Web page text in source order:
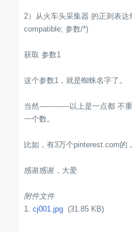
2）从火车头采集器 的正则表
compatible; 参数/*)
获取 参数1
这个参数1，就是蜘蛛名字了。
当然-------------以上是一点都 不
一个数。
比如，有3万个pinterest.com的
感谢感谢，大爱
附件文件
1. cj001.jpg (31.85 KB)